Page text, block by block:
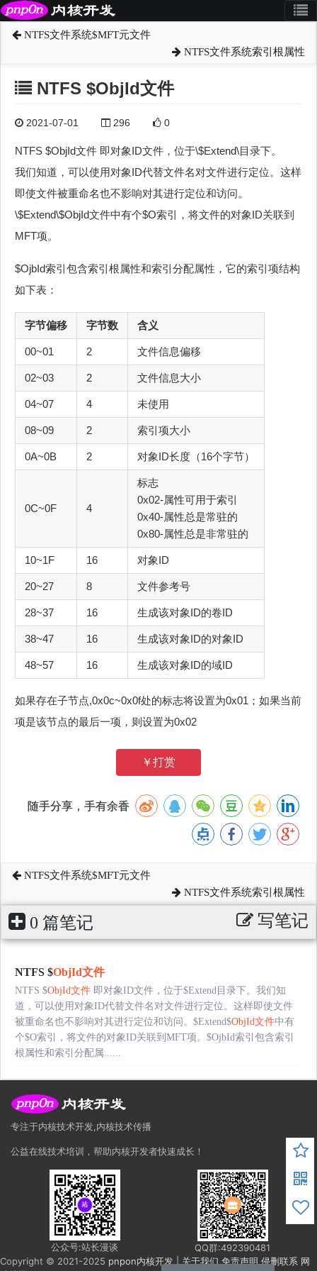
NTFS文件系统$MFT元文件
NTFS文件系统索引根属性
NTFS $ObjId文件
2021-07-01 296 0
NTFS $ObjId文件 即对象ID文件，位于\$Extend\目录下。
我们知道，可以使用对象ID代替文件名对文件进行定位。这样
即使文件被重命名也不影响对其进行定位和访问。
\$Extend\$ObjId文件中有个$O索引，将文件的对象ID关联到
MFT项。
$OjbId索引包含索引根属性和索引分配属性，它的索引项结构
如下表：
字节偏移 字节数 含义
00~01 2 文件信息偏移
02~03 2 文件信息大小
04~07 4 未使用
08~09 2 索引项大小
0A~0B 2 对象ID长度（16个字节）
0C~0F 4
标志
0x02-属性可用于索引
0x40-属性总是常驻的
0x80-属性总是非常驻的
10~1F 16 对象ID
20~27 8 文件参考号
28~37 16 生成该对象ID的卷ID
38~47 16 生成该对象ID的对象ID
48~57 16 生成该对象ID的域ID
如果存在子节点,0x0c~0x0f处的标志将设置为0x01；如果当前
项是该节点的最后一项，则设置为0x02
￥打赏
随手分享，手有余香
NTFS文件系统$MFT元文件
NTFS文件系统索引根属性
0 篇笔记 写笔记
NTFS $ObjId文件
NTFS $ObjId文件 即对象ID文件，位于$Extend目录下。我们知
道，可以使用对象ID代替文件名对文件进行定位。这样即使文件
被重命名也不影响对其进行定位和访问。$Extend$ObjId文件中有
个$O索引，将文件的对象ID关联到MFT项。$OjbId索引包含索引
根属性和索引分配属......
专注于内核技术开发,内核技术传播
公益在线技术培训，帮助内核开发者快速成长！
公众号:站长漫谈
QQ群:492390481
Copyright © 2021-2025 pnpon内核开发 关于我们 免责声明 侵删联系 网